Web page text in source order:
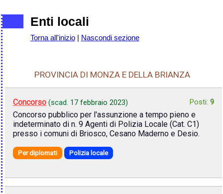
Enti locali
Torna all'inizio| Nascondi sezione
PROVINCIA DI MONZA E DELLA BRIANZA
Concorso (scad. 17 febbraio 2023) Posti: 9
Concorso pubblico per l'assunzione a tempo pieno e
indeterminato di n. 9 Agenti di Polizia Locale (Cat. C1)
presso i comuni di Briosco, Cesano Maderno e Desio.
Per diplomati Polizia locale